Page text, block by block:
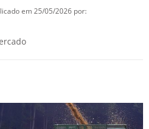
em 25/05/2026 por: